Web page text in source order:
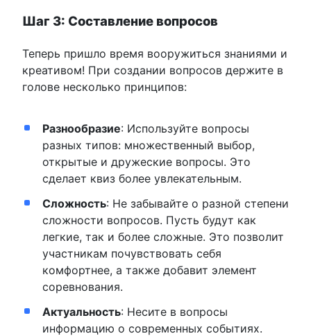
Шаг 3: Составление вопросов
Теперь пришло время вооружиться знаниями и
креативом! При создании вопросов держите в
голове несколько принципов:
Разнообразие: Используйте вопросы
разных типов: множественный выбор,
открытые и дружеские вопросы. Это
сделает квиз более увлекательным.
Сложность: Не забывайте о разной степени
сложности вопросов. Пусть будут как
легкие, так и более сложные. Это позволит
участникам почувствовать себя
комфортнее, а также добавит элемент
соревнования.
Актуальность: Несите в вопросы
информацию о современных событиях.